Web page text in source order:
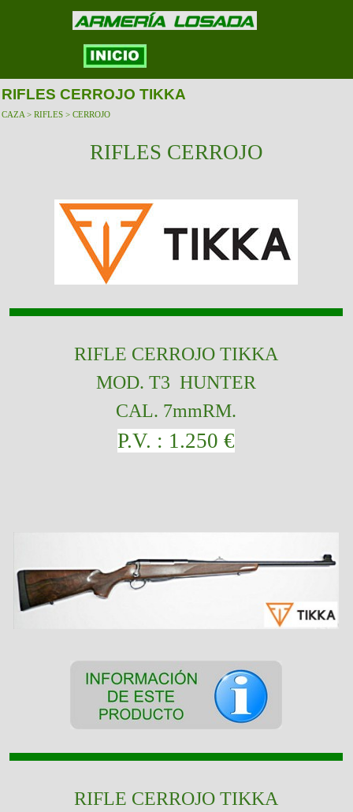
RIFLES CERROJO TIKKA
CAZA > RIFLES > CERROJO
RIFLES CERROJO
RIFLE CERROJO TIKKA
MOD. T3 HUNTER
CAL. 7mmRM.
P.V. : 1.250 €
RIFLE CERROJO TIKKA